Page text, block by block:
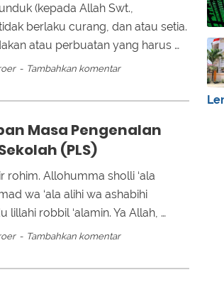
(kepada Allah Swt.,
berlaku curang, dan atau setia.
atau perbuatan yang harus …
Tambahkan komentar
Masa Pengenalan
(PLS)
rohim. Allohumma sholli ‘ala
wa ‘ala alihi wa ashabihi
lillahi robbil ‘alamin. Ya Allah, …
Tambahkan komentar